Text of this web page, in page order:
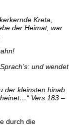
Kreta,
der Heimat, war
und wendet
der kleinsten hinab
Vers 183 –
durch die